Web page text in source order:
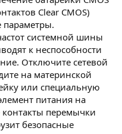
Clear CMOS)
системной шины
к неспособности
Отключите сетевой
на материнской
или специальную
питания на
перемычки
безопасные